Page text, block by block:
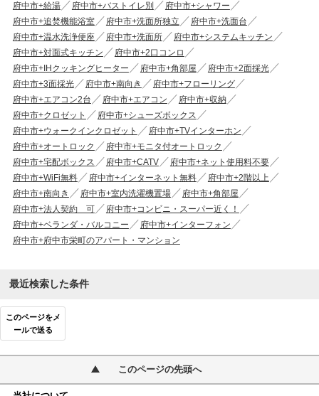
府中市+給湯 府中市+バストイレ別
府中市+シャワー
府中市+追焚機能浴室
府中市+洗面所独立
府中市+洗面台
府中市+温水洗浄便座
府中市+洗面所
府中市+システムキッチン
府中市+対面式キッチン
府中市+2口コンロ
府中市+IHクッキングヒーター
府中市+角部屋
府中市+2面採光
府中市+3面採光
府中市+南向き
府中市+フローリング
府中市+エアコン2台
府中市+エアコン
府中市+収納
府中市+クロゼット
府中市+シューズボックス
府中市+ウォークインクロゼット
府中市+TVインターホン
府中市+オートロック
府中市+モニタ付オートロック
府中市+宅配ボックス
府中市+CATV
府中市+ネット使用料不要
府中市+WiFi無料
府中市+インターネット無料
府中市+2階以上
府中市+南向き
府中市+室内洗濯機置場
府中市+角部屋
府中市+法人契約 可
府中市+コンビニ・スーパー近く！
府中市+ベランダ・バルコニー
府中市+インターフォン
府中市+府中市栄町のアパート・マンション
最近検索した条件
このページをメ
ールで送る
このページの先頭へ